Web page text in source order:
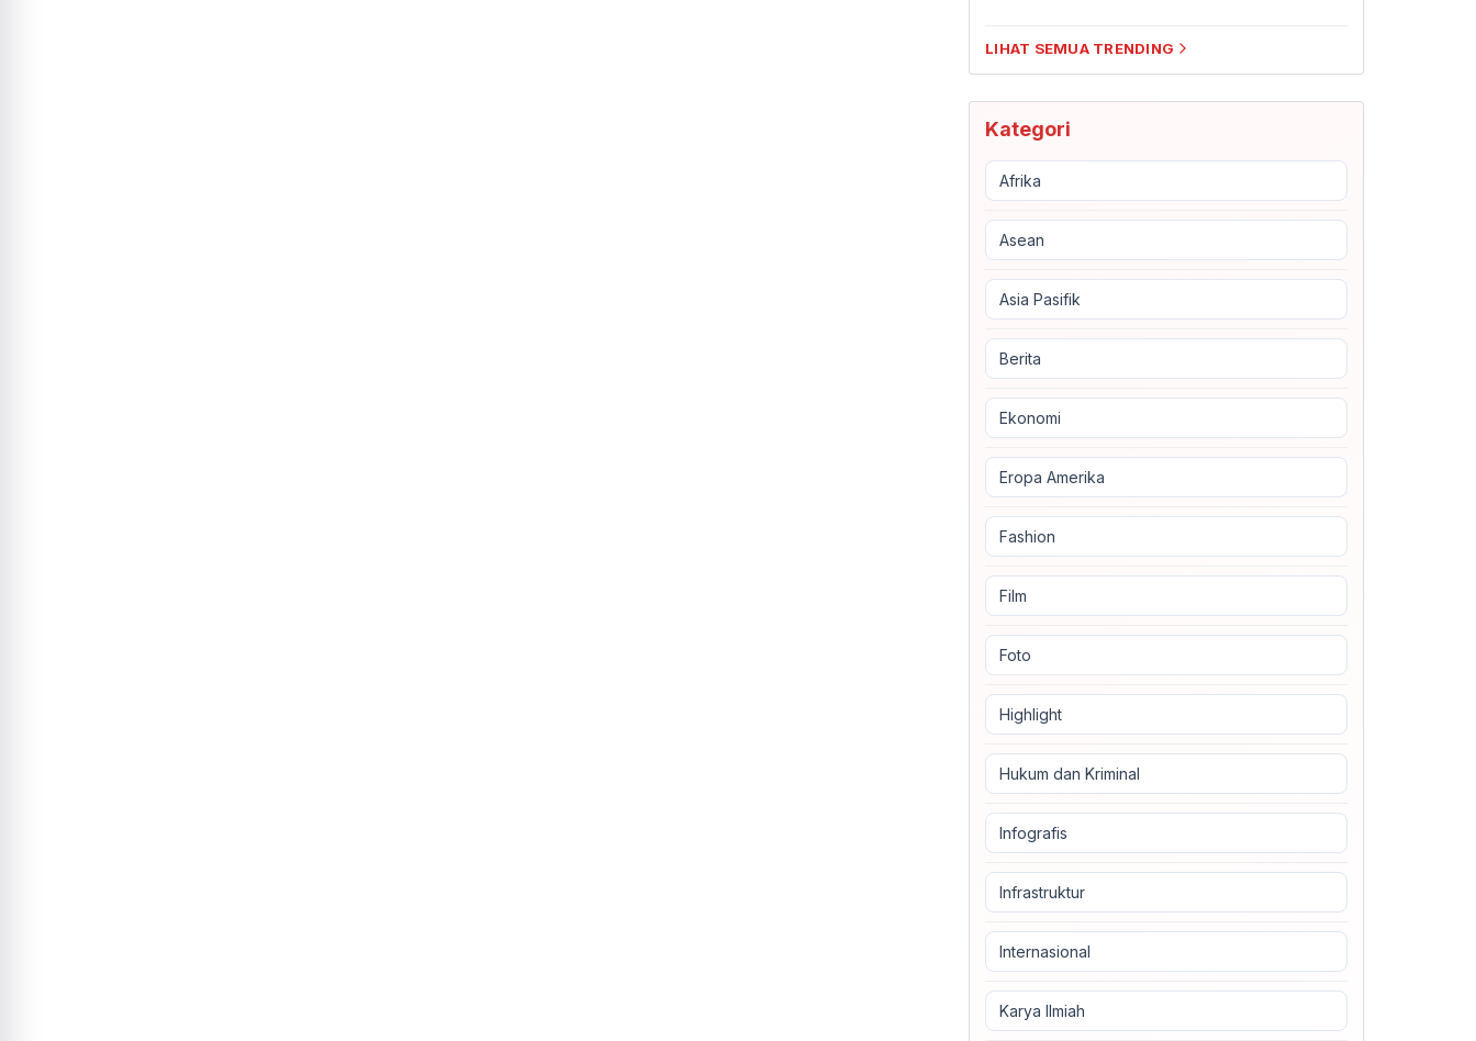
LIHAT SEMUA TRENDING
Kategori
Afrika
Asean
Asia Pasifik
Berita
Ekonomi
Eropa Amerika
Fashion
Film
Foto
Highlight
Hukum dan Kriminal
Infografis
Infrastruktur
Internasional
Karya Ilmiah